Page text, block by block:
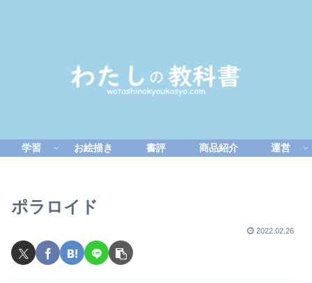
学習 お絵描き 書評 商品紹介 運営
ポラロイド
2022.02.26